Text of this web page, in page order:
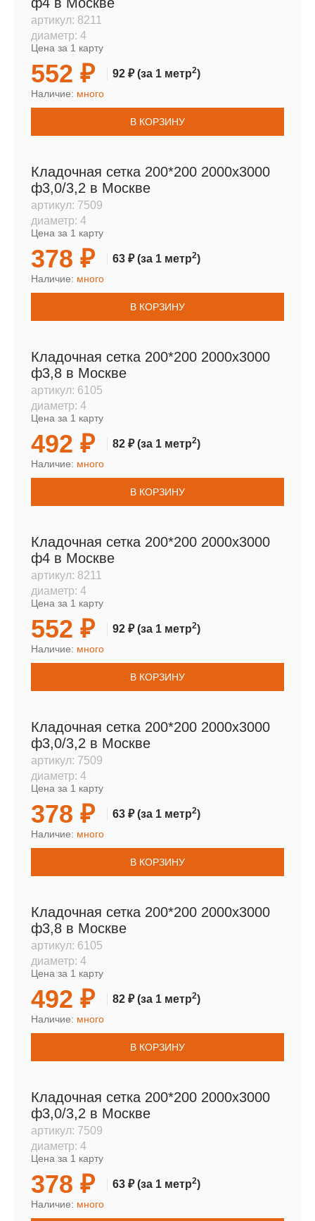
артикул: 8211
диаметр: 4
Цена за 1 карту
552 ₽ 92 ₽(за 1 метр2)
Наличие: много
В КОРЗИНУ
Кладочная сетка 200*200 2000х3000
ф3,0/3,2 в Москве
артикул: 7509
диаметр: 4
Цена за 1 карту
378 ₽ 63 ₽(за 1 метр2)
Наличие: много
В КОРЗИНУ
Кладочная сетка 200*200 2000х3000
ф3,8 в Москве
артикул: 6105
диаметр: 4
Цена за 1 карту
492 ₽ 82 ₽(за 1 метр2)
Наличие: много
В КОРЗИНУ
Кладочная сетка 200*200 2000х3000
ф4 в Москве
артикул: 8211
диаметр: 4
Цена за 1 карту
552 ₽ 92 ₽(за 1 метр2)
Наличие: много
В КОРЗИНУ
Кладочная сетка 200*200 2000х3000
ф3,0/3,2 в Москве
артикул: 7509
диаметр: 4
Цена за 1 карту
378 ₽ 63 ₽(за 1 метр2)
Наличие: много
В КОРЗИНУ
Кладочная сетка 200*200 2000х3000
ф3,8 в Москве
артикул: 6105
диаметр: 4
Цена за 1 карту
492 ₽ 82 ₽(за 1 метр2)
Наличие: много
В КОРЗИНУ
Кладочная сетка 200*200 2000х3000
ф3,0/3,2 в Москве
артикул: 7509
диаметр: 4
Цена за 1 карту
378 ₽ 63 ₽(за 1 метр2)
Наличие: много